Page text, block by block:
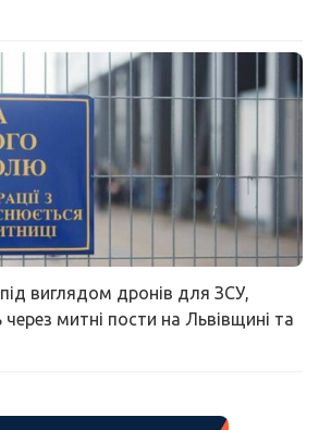
виглядом дронів для ЗСУ,
митні пости на Львівщині та